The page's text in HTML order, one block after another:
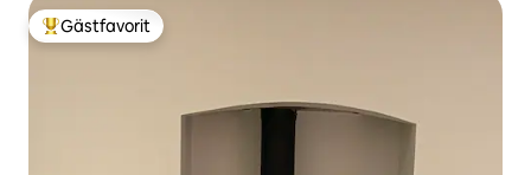
Populär gästfavorit
Gästfavorit